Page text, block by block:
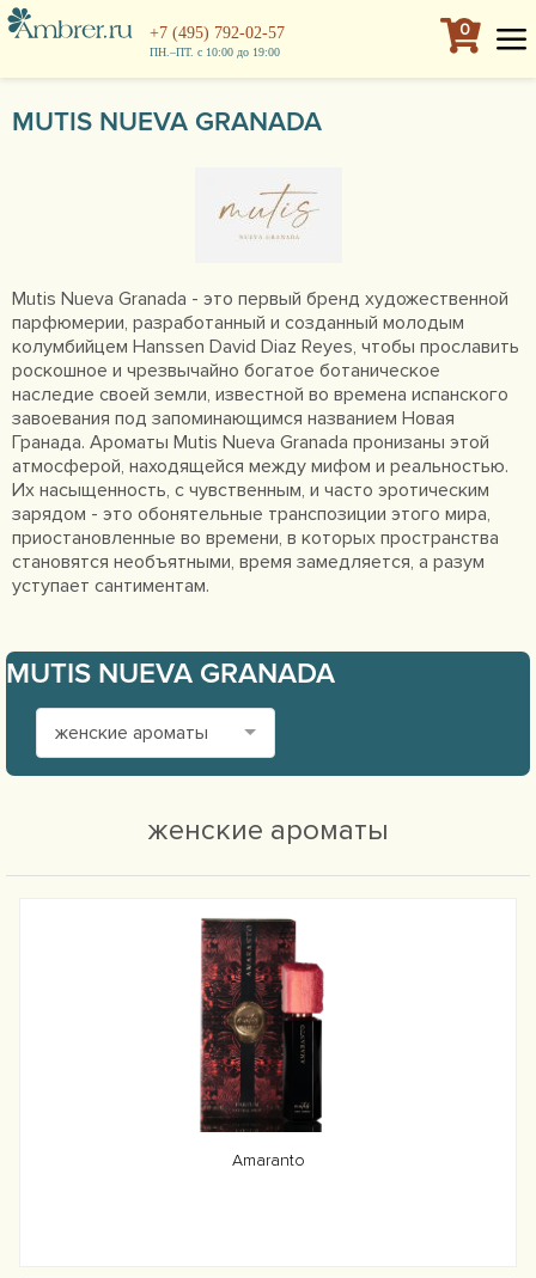
+7 (495) 792-02-57
ПН.–ПТ. с 10:00 до 19:00
0
MUTIS NUEVA GRANADA
Mutis Nueva Granada - это первый бренд художественной
парфюмерии, разработанный и созданный молодым
колумбийцем Hanssen David Diaz Reyes, чтобы прославить
роскошное и чрезвычайно богатое ботаническое
наследие своей земли, известной во времена испанского
завоевания под запоминающимся названием Новая
Гранада. Ароматы Mutis Nueva Granada пронизаны этой
атмосферой, находящейся между мифом и реальностью.
Их насыщенность, с чувственным, и часто эротическим
зарядом - это обонятельные транспозиции этого мира,
приостановленные во времени, в которых пространства
становятся необъятными, время замедляется, а разум
уступает сантиментам.
MUTIS NUEVA GRANADA
женские ароматы
женские ароматы
Amaranto